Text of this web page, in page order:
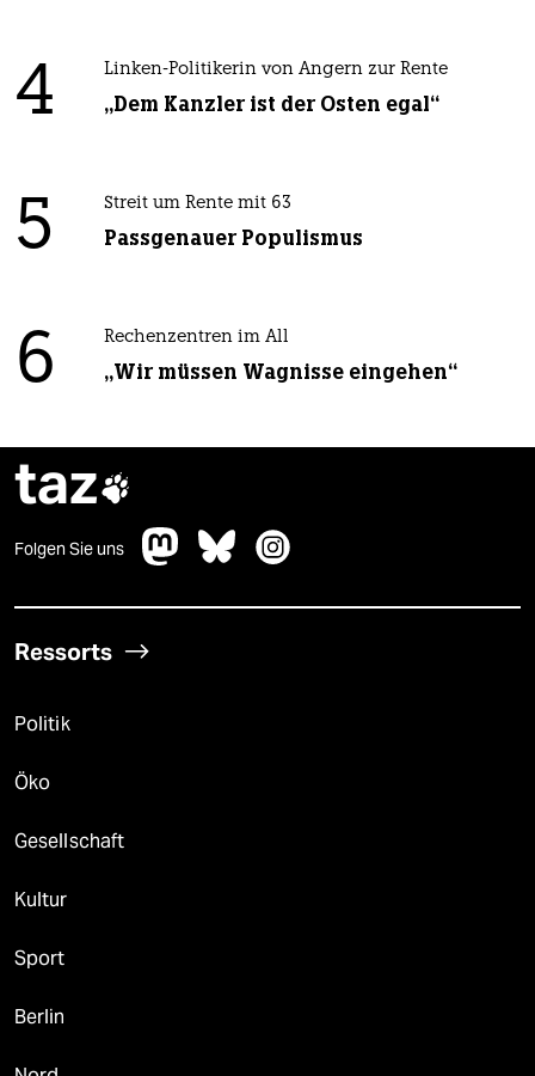
4 Linken-Politikerin von Angern zur Rente
„Dem Kanzler ist der Osten egal“
5 Streit um Rente mit 63
Passgenauer Populismus
6 Rechenzentren im All
„Wir müssen Wagnisse eingehen“
taz
Folgen Sie uns
Ressorts
Politik
Öko
Gesellschaft
Kultur
Sport
Berlin